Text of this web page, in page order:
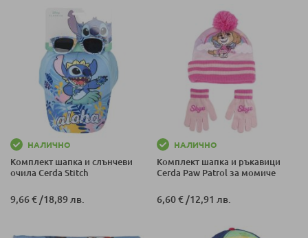
НАЛИЧНО
Комплект шапка и слънчеви
очила Cerda Stitch
9,66 €/18,89 лв.
НАЛИЧНО
Комплект шапка и ръкавици
Cerda Paw Patrol за момиче
6,60 €/12,91 лв.